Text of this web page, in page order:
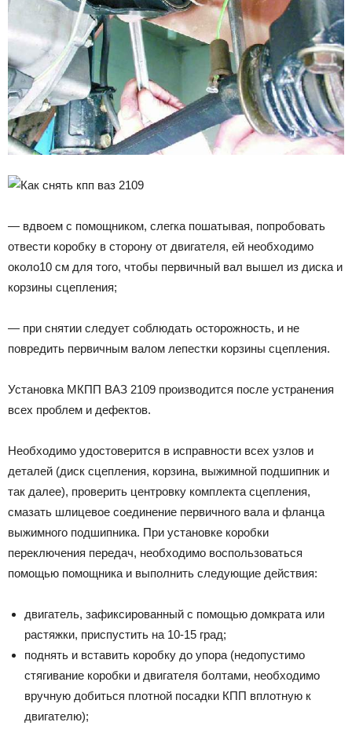
— вдвоем с помощником, слегка пошатывая, попробовать
отвести коробку в сторону от двигателя, ей необходимо
около10 см для того, чтобы первичный вал вышел из диска и
корзины сцепления;
— при снятии следует соблюдать осторожность, и не
повредить первичным валом лепестки корзины сцепления.
Установка МКПП ВАЗ 2109 производится после устранения
всех проблем и дефектов.
Необходимо удостоверится в исправности всех узлов и
деталей (диск сцепления, корзина, выжимной подшипник и
так далее), проверить центровку комплекта сцепления,
смазать шлицевое соединение первичного вала и фланца
выжимного подшипника. При установке коробки
переключения передач, необходимо воспользоваться
помощью помощника и выполнить следующие действия:
двигатель, зафиксированный с помощью домкрата или
растяжки, приспустить на 10-15 град;
поднять и вставить коробку до упора (недопустимо
стягивание коробки и двигателя болтами, необходимо
вручную добиться плотной посадки КПП вплотную к
двигателю);